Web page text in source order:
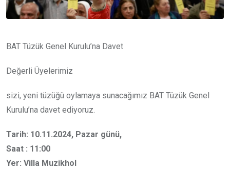
BAT Tüzük Genel Kurulu’na Davet
Değerli Üyelerimiz
sizi, yeni tüzüğü oylamaya sunacağımız BAT Tüzük Genel
Kurulu’na davet ediyoruz.
Tarih: 10.11.2024, Pazar günü,
Saat : 11:00
Yer: Villa Muzikhol